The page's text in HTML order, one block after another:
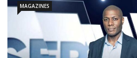
MAGAZINES